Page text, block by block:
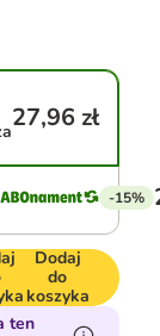
27,96 zł
-15%
Dodaj
do
koszyka
ten